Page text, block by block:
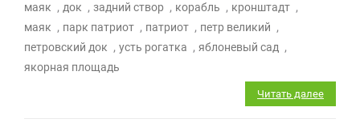
маяк , док , задний створ , корабль , кронштадт ,
маяк , парк патриот , патриот , петр великий ,
петровский док , усть рогатка , яблоневый сад ,
якорная площадь
Читать далее